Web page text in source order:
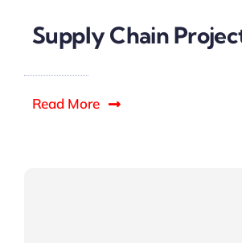
Supply Chain
Read More